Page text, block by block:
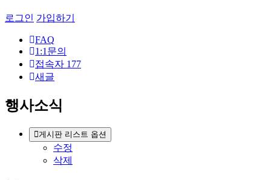
로그인 가입하기
FAQ
1:1문의
접속자 177
새글
행사소식
게시판 리스트 옵션
수정
삭제